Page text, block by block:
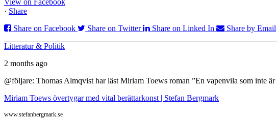
· Share
Share on Facebook
Share on Twitter Share on Linked In Share by Email
Litteratur & Politik
2 months ago
@följare: Thomas Almqvist har läst Miriam Toews roman ”En vapenvila som inte
Miriam Toews övertygar med vital berättarkonst | Stefan Bergmark
www.stefanbergmark.se